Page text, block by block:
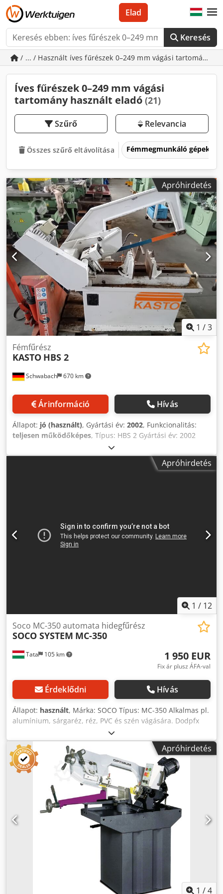
Keresés
Elad
/ ... / Használt íves fűrészek 0–249 mm vágási tartomány
Íves fűrészek 0–249 mm vágási
tartomány használt eladó (21)
Szűrő Relevancia
Összes szűrő eltávolítása Fémmegmunkáló gépek és
Apróhirdetés
1 /3
Schwabach 670 km
Fémfűrész
KASTO HBS 2
Árinformáció Hívás
Állapot: jó (használt), Gyártási év: 2002, Funkcionalitás:
teljesen működőképes, Típus: HBS 2 Gyártási év: 2002
Fűrészlap hossza: 500 mm Dsdozpfgxopfx Ahijkr
Teljesítmény: 1,3 kW Löketek száma: 62 / 125 / perc Vágási
tartomány kb. kör: 210 mm kb. lapos: 240 x 190 mmApróhirdetés
1 / 12
Tata 105 km
Soco MC-350 automata hidegfűrész
SOCO SYSTEM MC-350
1 950 EUR
Fix ár plusz ÁFA-val
Érdeklődni Hívás
Állapot: használt, Márka: SOCO Típus: MC-350 Alkalmas pl.
alumínium, sárgaréz, réz, PVC és szén vágására. Dodpfx
Aegtmi Uohijkr Vágási kapacitás cső 90 °-ban: 101,6 mm
Vágási kapacitás profil, 90 °: 76,2 x 127 mm fűrészlap
méretei: 355,6 mm automatikus mérési hossz: 685,8 mm
osztályzatok: 2 legrövidebb vágási hossz (automata):
1/4"6,35 mm fűrészmotor: 5 LE 1750 rpm feszültség:
Apróhirdetés
1 /4